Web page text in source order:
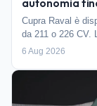
autonomia
Cupra Raval è
da 211 o 226
6 Aug 2026